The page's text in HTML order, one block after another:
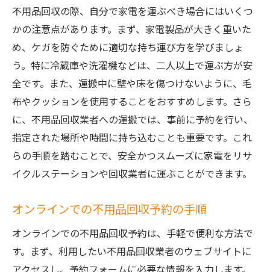
不用品回収の際、自分で家電を運ぶべき場合にはいくつ
かの注意点があります。まず、家電製品が大きく重いた
め、ケガを防ぐために適切な持ち運び方を学びましょ
う。特に冷蔵庫や洗濯機などは、二人以上で運ぶ方が安
全です。また、運搬中に壁や床を傷つけないように、毛
布やクッションを使用することをおすすめします。さら
に、不用品回収業者への運搬では、事前に予約を行い、
指定された場所や時間に持ち込むことも重要です。これ
らの手順を踏むことで、安全かつスムーズに家電をリサ
イクルステーションや回収業者に運ぶことができます。
オンラインでの不用品回収予約の手順
オンラインでの不用品回収予約は、手軽で便利な方法で
す。まず、利用したい不用品回収業者のウェブサイトに
アクセスし、予約フォームに必要な情報を入力します。